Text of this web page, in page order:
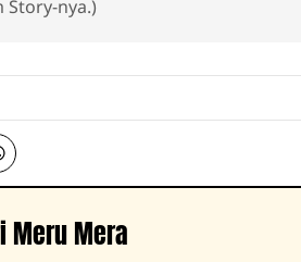
nya.)
Meru Mera